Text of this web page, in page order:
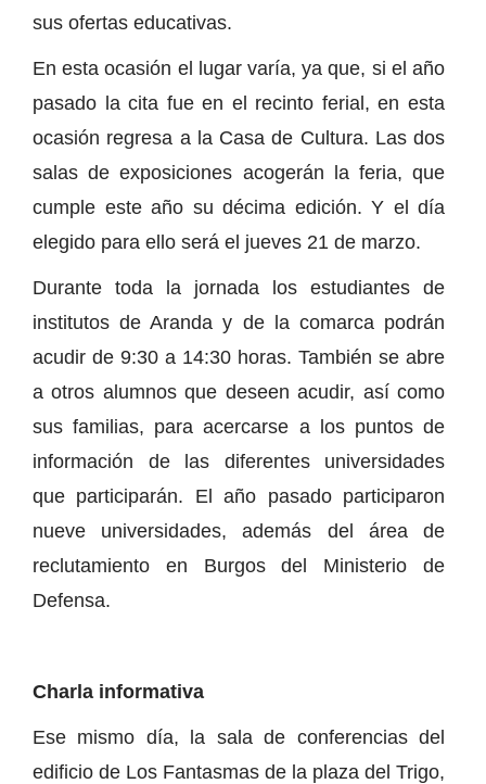
sus ofertas educativas.
En esta ocasión el lugar varía, ya que, si el año
pasado la cita fue en el recinto ferial, en esta
ocasión regresa a la Casa de Cultura. Las dos
salas de exposiciones acogerán la feria, que
cumple este año su décima edición. Y el día
elegido para ello será el jueves 21 de marzo.
Durante toda la jornada los estudiantes de
institutos de Aranda y de la comarca podrán
acudir de 9:30 a 14:30 horas. También se abre
a otros alumnos que deseen acudir, así como
sus familias, para acercarse a los puntos de
información de las diferentes universidades
que participarán. El año pasado participaron
nueve universidades, además del área de
reclutamiento en Burgos del Ministerio de
Defensa.
Charla informativa
Ese mismo día, la sala de conferencias del
edificio de Los Fantasmas de la plaza del Trigo,